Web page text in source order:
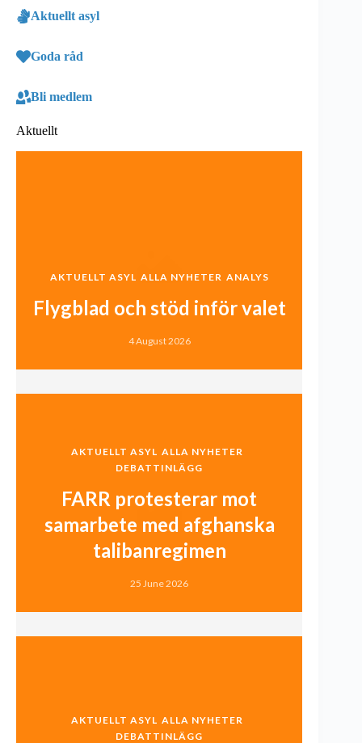
Aktuellt asyl
Goda råd
Bli medlem
Aktuellt
AKTUELLT ASYL ALLA NYHETER ANALYS
Flygblad och stöd inför valet
4 August 2026
AKTUELLT ASYL ALLA NYHETER
DEBATTINLÄGG
FARR protesterar mot
samarbete med afghanska
talibanregimen
25 June 2026
AKTUELLT ASYL ALLA NYHETER
DEBATTINLÄGG